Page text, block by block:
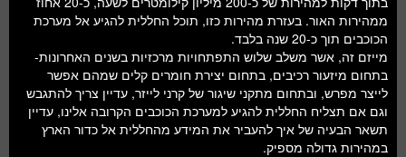
ממהירות האור. בעזרת מהירות כזו, תוכל החללית להגיע אל מערכת
הכוכבים תוך כ-20 שנה בלבד.
מייזם זה, אשר משלב שלוש התפתחויות מרכזיות בשנים האחרונות-
בתחום מיזעור רכיבים, בתחום יצירת חומרים קלים שמהם אפשר
לייצר מפרש, ובתחום מתקני שיגור של קרני לייזר, עדיין צריך להתגבש
וגם אם תצליח החללית להגיע למערכת הכוכבים הקרובה אלינו, עדיין
תשאר הבעיה של איך להעביר את המידע מהחללית אל כדור הארץ
במהירות גדולה מספיק.